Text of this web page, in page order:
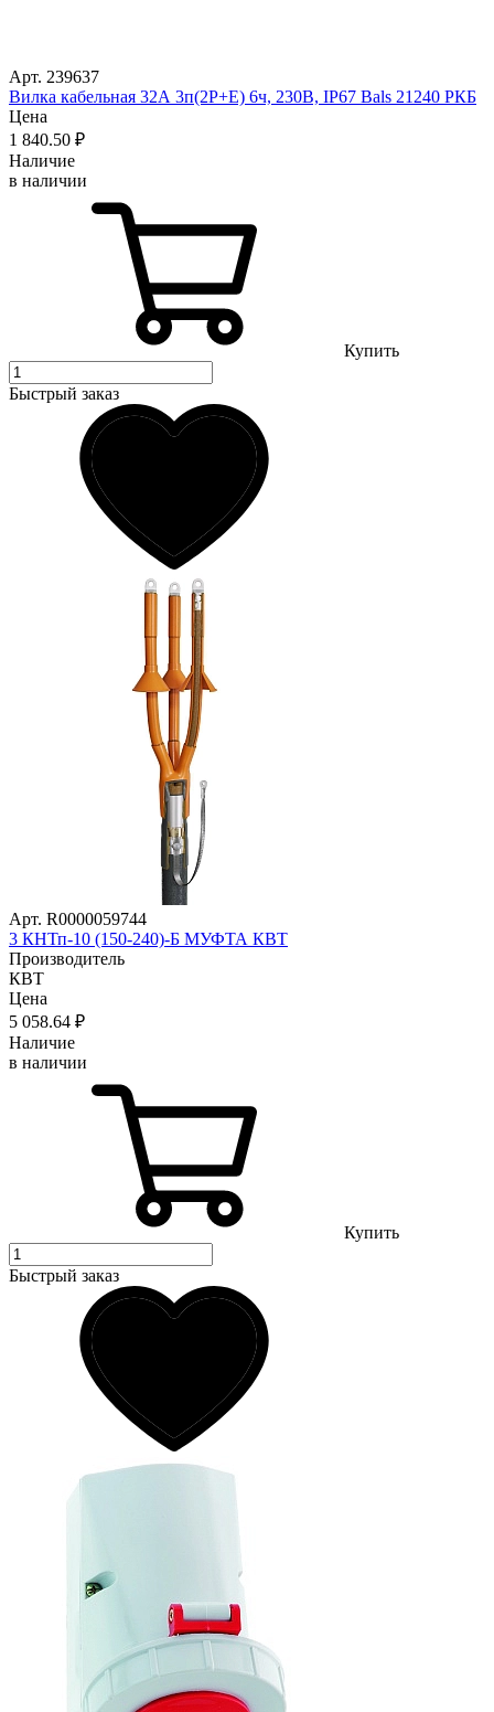
Арт. 239637
Вилка кабельная 32А 3п(2P+Е) 6ч, 230В, IP67 Bals 21240 РКБ
Цена
1 840.50 ₽
Наличие
в наличии
Купить
Быстрый заказ
Арт. R0000059744
3 КНТп-10 (150-240)-Б МУФТА КВТ
Производитель
КВТ
Цена
5 058.64 ₽
Наличие
в наличии
Купить
Быстрый заказ